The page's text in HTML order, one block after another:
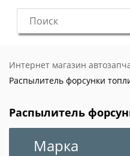
Интернет магазин
Распылитель форсунки
Распылитель
Марка